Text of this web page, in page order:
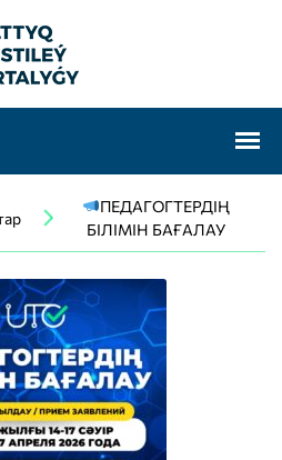
ПЕДАГОГТЕРДІҢ
БІЛІМІН БАҒАЛАУ